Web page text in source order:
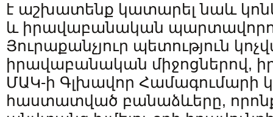
է աշխատենք կատարել նաև
և իրավաբանական
Յուրաքանչյուր պետություն
իրավաբանական միջոցներով,
ՄԱԿ-ի Գլխավոր Համագումարի
հաստատված բանաձևերը,